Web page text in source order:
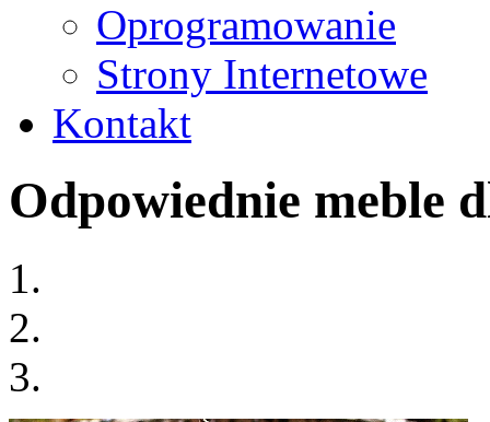
Oprogramowanie
Strony Internetowe
Kontakt
Odpowiednie meble